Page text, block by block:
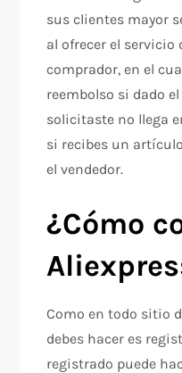
sus clientes mayor
al ofrecer el servicio
comprador, en el
reembolso si dado
solicitaste no llega
si recibes un
el vendedor.
¿Cómo
Como en todo sitio
debes hacer es
registrado puede